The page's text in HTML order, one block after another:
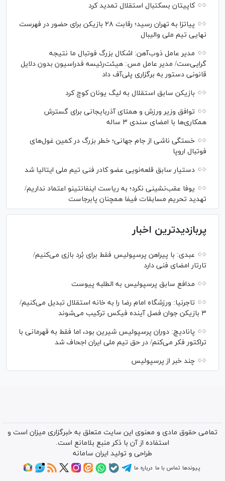
کاپیتان بسکتبال استقلال تمدید کرد
پیاتزا به تهران رسید؛ رقابت ۲۸ بازیکن برای حضور در فهرست
نهایی تیم ملی والیبال
مدیر عامل ذوب‌آهن: اشکال بزرگ فوتبال ما نتیجه
گرایی‌ست/ مدیر عامل مس: هیئت‌رئیسه فدراسیون بدون دلایل
قانونی دستور به برگزاری پلی‌آف داد
بازیکن سابق استقلال به لیگ یونان کوچ کرد
توافق وزیر ورزش و همتای آذربایجانی برای گسترش
همکاری‌ها با امضای سندی ۳ ساله
خستگی ناشی از جام جهانی؛ خطر بزرگ در کمین غول‌های
فوتبال اروپا
دستیار سابق قلعه‌نویی عضو کادر فنی تیم ملی ایتالیا شد
یوفا عقب‌نشینی نکرد؛ به ریاست اینفانتینو اعتماد نداریم/
تهدید تحریم مسابقات فیفا همچنان پابرجاست
پربازدیدترین اخبار
عبدی: با پیراهن پرسپولیس فقط برای بُرد بازی می‌کنیم/
تارتار امضای فنی دارد
مدافع سابق پرسپولیس به الطلبه پیوست
تاجرنیا: ورزشگاه امام رضا را به خانه استقلال تبدیل می‌کنیم/
۳ بازیکن جوان فصل آینده فیکس ترکیب می‌شوند
پانادیچ: دوران پرسپولیس شیرین بود، اما فقط به قهرمانی با
تراکتور فکر می‌کنم/ در حق تیم ملی ایران اجحاف شد
چند خبر از پرسپولیس
تمامی حقوق مادی و معنوی این سایت متعلق به خبرگزاری میزان است و
استفاده از آن با ذکر منبع بلامانع است.
طراحی و تولید ایران سامانه
پیوندها تماس با ما درباره ما